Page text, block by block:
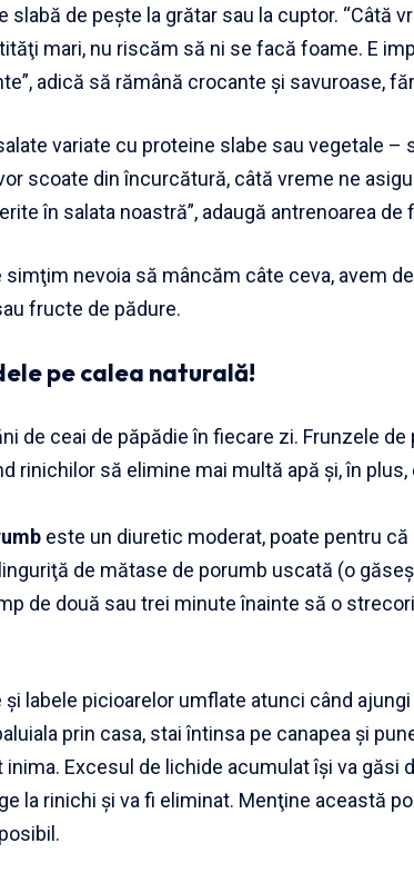
slabă de peşte la grătar sau la cuptor. “Câtă
mari, nu riscăm să ni se facă foame. E
adică să rămână crocante şi savuroase,
variate cu proteine slabe sau vegetale –
scoate din încurcătură, câtă vreme ne
în salata noastră”, adaugă antrenoarea
simţim nevoia să mâncăm câte ceva, avem
fructe de pădure.
pe calea naturală!
de ceai de păpădie în fiecare zi. Frunzele
rinichilor să elimine mai multă apă şi, în
este un diuretic moderat, poate pentru
de mătase de porumb uscată (o
de două sau trei minute înainte să o
şi labele picioarelor umflate atunci când
prin casa, stai întinsa pe canapea şi
inima. Excesul de lichide acumulat îşi va găsi
la rinichi şi va fi eliminat. Menţine această